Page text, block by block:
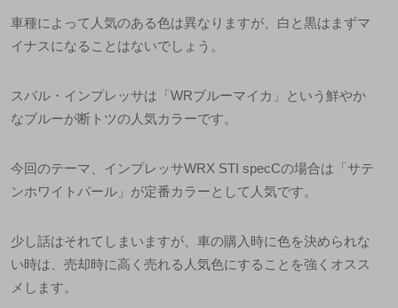
車種によって人気のある色は異なりますが、白と黒はまずマ
イナスになることはないでしょう。
スバル・インプレッサは「WRブルーマイカ」という鮮やか
なブルーが断トツの人気カラーです。
今回のテーマ、インプレッサWRX STI specCの場合は「サテ
ンホワイトパール」が定番カラーとして人気です。
少し話はそれてしまいますが、車の購入時に色を決められな
い時は、売却時に高く売れる人気色にすることを強くオスス
メします。